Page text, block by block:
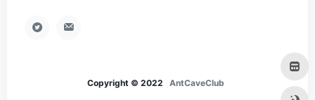
Copyright © 2022 AntCaveClub